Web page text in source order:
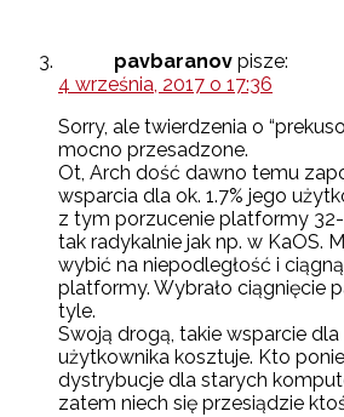
pavbaranov pisze:
4 września, 2017 o 17:36
Sorry, ale twierdzenia o
mocno przesadzone.
Ot, Arch dość dawno temu
wsparcia dla ok. 1.7% jego
z tym porzucenie platformy
tak radykalnie jak np. w KaOS.
wybić na niepodległość i
platformy. Wybrało ciągnięcie
tyle.
Swoją drogą, takie wsparcie
użytkownika kosztuje. Kto
dystrybucje dla starych
zatem niech się przesiądzie